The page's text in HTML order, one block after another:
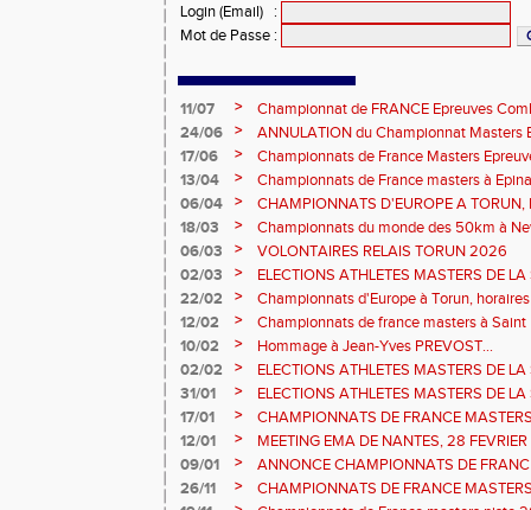
Login (Email)
:
Mot de Passe :
11/07 >
Championnat de FRANCE Epreuves
et Marche CHATEAUROUX
24/06 >
ANNULATION du Championnat Masters
Châteauroux les 27-28 juin
17/06 >
Championnats de France Masters
fond long
13/04 >
Championnats de France masters à
prévisionnels, montée de barres et
06/04 >
CHAMPIONNATS D'EUROPE A
18/03
>
Championnats du monde des 50km à
Sébastien DOUMENC.
06/03 >
VOLONTAIRES RELAIS TORUN 2026
02/03
>
ELECTIONS ATHLETES MASTERS DE
2ème vote : athlètes hommes.
22/02 >
Championnats d'Europe à Torun,
informations...
12/02 >
Championnats de france masters à Saint
février 2026.
10/02 >
Hommage à Jean-Yves PREVOST...
02/02
>
ELECTIONS ATHLETES MASTERS DE
vote : athlètes femmes.
31/01 >
ELECTIONS ATHLETES MASTERS DE
17/01
>
CHAMPIONNATS DE FRANCE
informations sur les inscriptions et report
12/01 >
MEETING EMA DE NANTES, 28
09/01
>
ANNONCE CHAMPIONNATS DE
ÉPREUVES COMBINÉES ET ÉPREUVES
26/11 >
CHAMPIONNATS DE FRANCE